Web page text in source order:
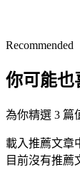
Recommended
你可能也
為你精選 3 篇
載入推薦文章
目前沒有推薦